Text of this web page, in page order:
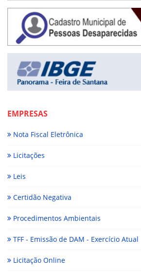
EMPRESAS
Nota Fiscal Eletrônica
Licitações
Leis
Certidão Negativa
Procedimentos Ambientais
TFF - Emissão de DAM - Exercício Atual
Licitação Online